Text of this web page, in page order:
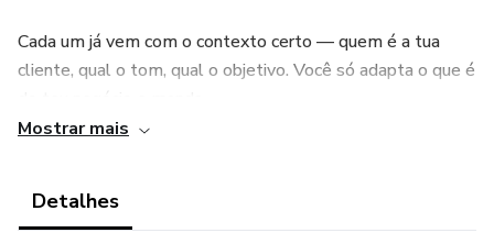
Cada um já vem com o contexto certo — quem é a tua
cliente, qual o tom, qual o objetivo. Você só adapta o que é
Mostrar mais
Detalhes